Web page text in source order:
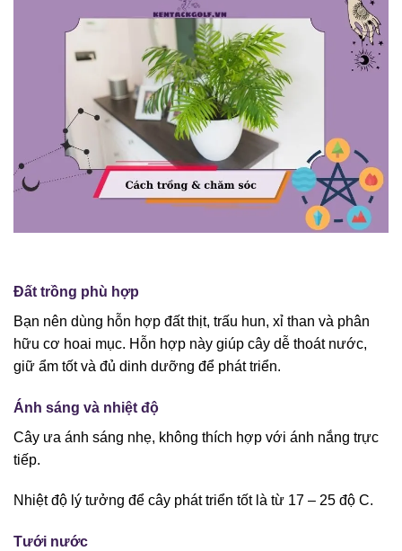
Đất trồng phù hợp
Bạn nên dùng hỗn hợp đất thịt, trấu hun, xỉ than và phân
hữu cơ hoai mục. Hỗn hợp này giúp cây dễ thoát nước,
giữ ẩm tốt và đủ dinh dưỡng để phát triển.
Ánh sáng và nhiệt độ
Cây ưa ánh sáng nhẹ, không thích hợp với ánh nắng trực
tiếp.
Nhiệt độ lý tưởng để cây phát triển tốt là từ 17 – 25 độ C.
Tưới nước